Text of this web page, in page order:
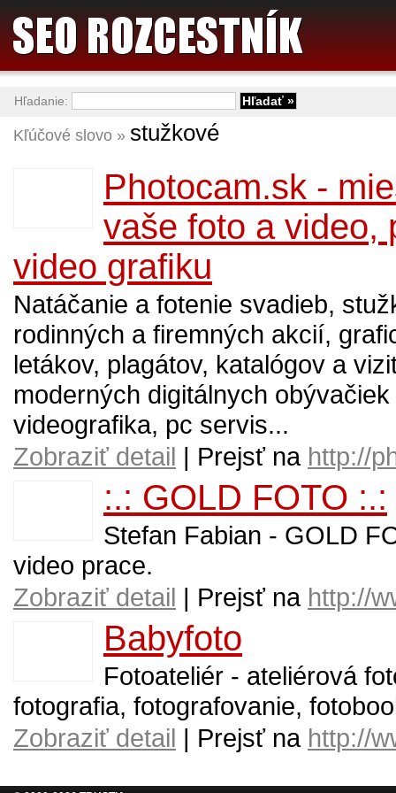
Kľúčové slovo » stužkové
Photocam.sk -
vaše foto a video,
video grafiku
Natáčanie a fotenie svadieb,
rodinných a firemných akcií,
letákov, plagátov, katalógov a
moderných digitálnych
videografika, pc servis...
Zobraziť detail | Prejsť na http://
:.: GOLD FOTO :.:
Stefan Fabian - GOLD
video prace.
Zobraziť detail | Prejsť na http://
Babyfoto
Fotoateliér - ateliérová
fotografia, fotografovanie,
Zobraziť detail | Prejsť na http://
Hľadanie: